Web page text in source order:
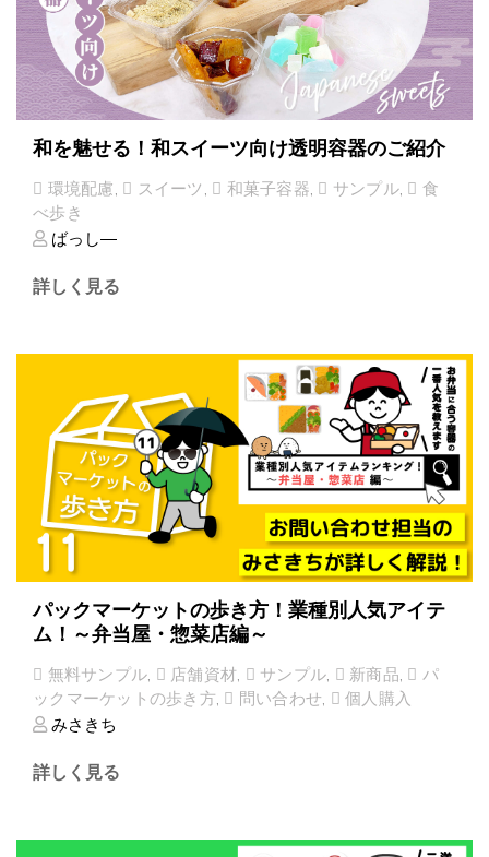
和を魅せる！和スイーツ向け透明容器のご紹介
環境配慮, スイーツ , 和菓子容器, サンプル,
食
べ歩き
ばっし―
詳しく見る
パックマーケットの歩き方！業種別人気アイテ
ム！～弁当屋・惣菜店編～
無料サンプル, 店舗資材, サンプル, 新商品,
パ
ックマーケットの歩き方, 問い合わせ,
個人購入
みさきち
詳しく見る